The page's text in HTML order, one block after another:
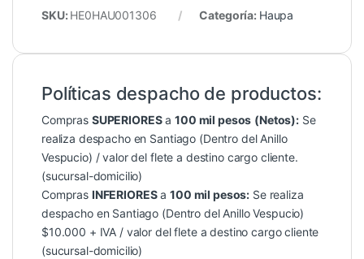
SKU: HE0HAU001306 Categoría: Haupa
Políticas despacho de productos:
Compras SUPERIORESa100 mil pesos (Netos): Se
realiza despacho en Santiago (Dentro del Anillo
Vespucio) / valor del flete a destino cargo cliente.
(sucursal-domicilio)
Compras INFERIORESa100 mil pesos: Se realiza
despacho en Santiago (Dentro del Anillo Vespucio)
$10.000 + IVA / valor del flete a destino cargo cliente
(sucursal-domicilio)